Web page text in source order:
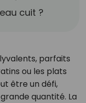
cuit ?
parfaits
ou les plats
être un défi,
quantité. La